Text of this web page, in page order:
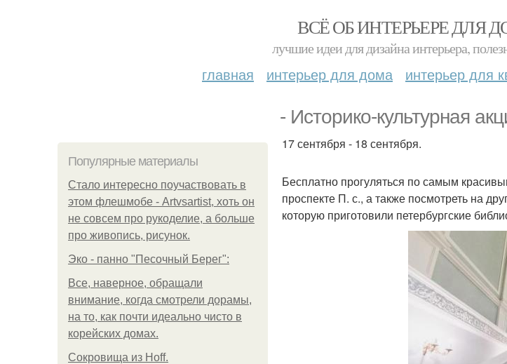
ВСЁ ОБ ИНТЕРЬЕРЕ ДЛЯ
лучшие идеи для дизайна интерьера,
главная интерьер для дома интерьер для
- Историко-культурная
Популярные материалы
Стало интересно поучаствовать в
этом флешмобе - Artvsartist, хоть он
не совсем про рукоделие, а больше
про живопись, рисунок.
Эко - панно "Песочный Берег":
Все, наверное, обращали
внимание, когда смотрели дорамы,
на то, как почти идеально чисто в
корейских домах.
Сокровища из Hoff.
17 сентября - 18 сентября.
Бесплатно прогуляться по самым
проспекте П. с., а также посмотреть на
которую приготовили петербургские